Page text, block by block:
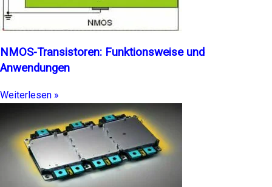
NMOS-Transistoren: Funktionsweise und
Anwendungen
Weiterlesen »